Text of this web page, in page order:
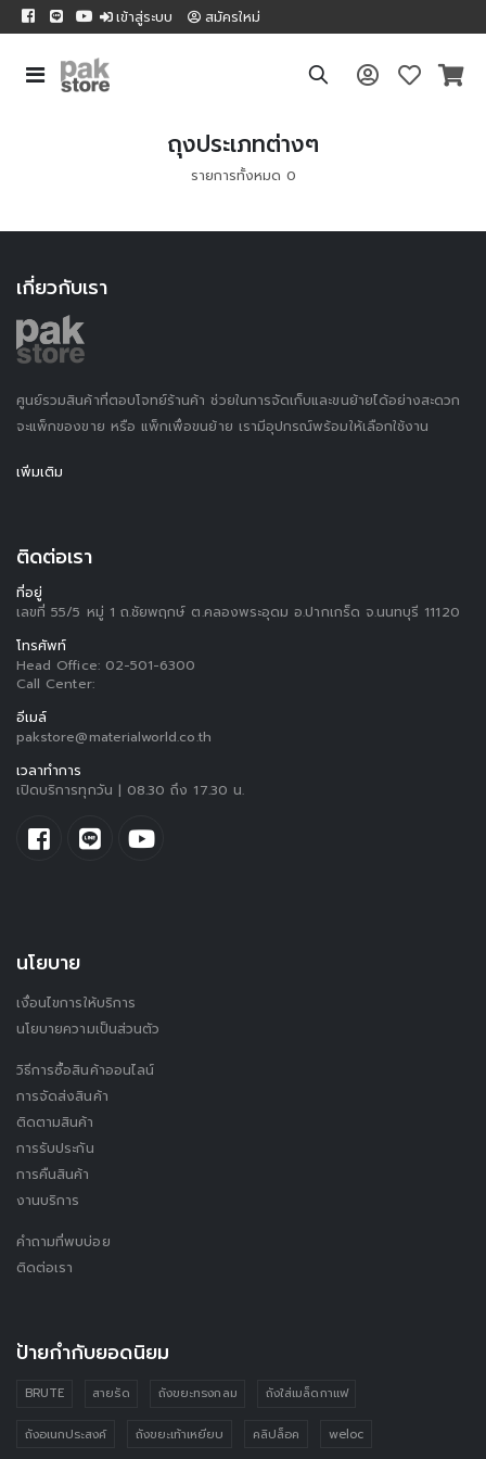
เข้าสู่ระบบ สมัครใหม่
ถุงประเภทต่างๆ
รายการทั้งหมด 0
เกี่ยวกับเรา
ศูนย์รวมสินค้าที่ตอบโจทย์ร้านค้า ช่วยในการจัดเก็บและขนย้ายได้อย่างสะดวก
จะแพ็กของขาย หรือ แพ็กเพื่อขนย้าย เรามีอุปกรณ์พร้อมให้เลือกใช้งาน
เพิ่มเติม
ติดต่อเรา
ที่อยู่
เลขที่ 55/5 หมู่ 1 ถ.ชัยพฤกษ์ ต.คลองพระอุดม อ.ปากเกร็ด จ.นนทบุรี 11120
โทรศัพท์
Head Office: 02-501-6300
Call Center:
อีเมล์
pakstore@materialworld.co.th
เวลาทำการ
เปิดบริการทุกวัน | 08.30 ถึง 17.30 น.
นโยบาย
เงื่อนไขการให้บริการ
นโยบายความเป็นส่วนตัว
วิธีการซื้อสินค้าออนไลน์
การจัดส่งสินค้า
ติดตามสินค้า
การรับประกัน
การคืนสินค้า
งานบริการ
คำถามที่พบบ่อย
ติดต่อเรา
ป้ายกำกับยอดนิยม
BRUTE สายรัด ถังขยะทรงกลม ถังใส่เมล็ดกาแฟ
ถังอเนกประสงค์ ถังขยะเท้าเหยียบ คลิปล็อค weloc